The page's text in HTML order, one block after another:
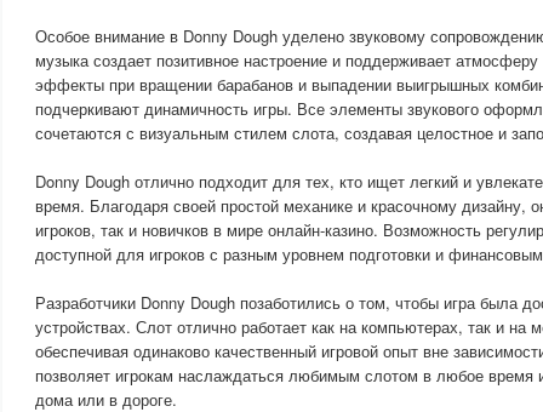
Особое внимание в Donny Dough уделено звуковому
музыка создает позитивное настроение и поддерживает
эффекты при вращении барабанов и выпадении выигрышных
подчеркивают динамичность игры. Все элементы звукового
сочетаются с визуальным стилем слота, создавая целостное и
Donny Dough отлично подходит для тех, кто ищет легкий и
время. Благодаря своей простой механике и красочному дизайну,
игроков, так и новичков в мире онлайн-казино. Возможность
доступной для игроков с разным уровнем подготовки и
Разработчики Donny Dough позаботились о том, чтобы игра была
устройствах. Слот отлично работает как на компьютерах, так и на
обеспечивая одинаково качественный игровой опыт вне
позволяет игрокам наслаждаться любимым слотом в любое
дома или в дороге.